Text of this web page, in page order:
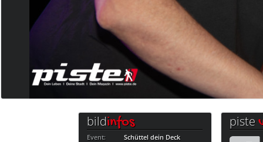
bildinfos
Event:
Schüttel dein Deck
piste